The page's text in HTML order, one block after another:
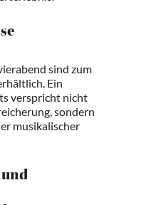
sind zum
Ein
verspricht nicht
sondern
musikalischer